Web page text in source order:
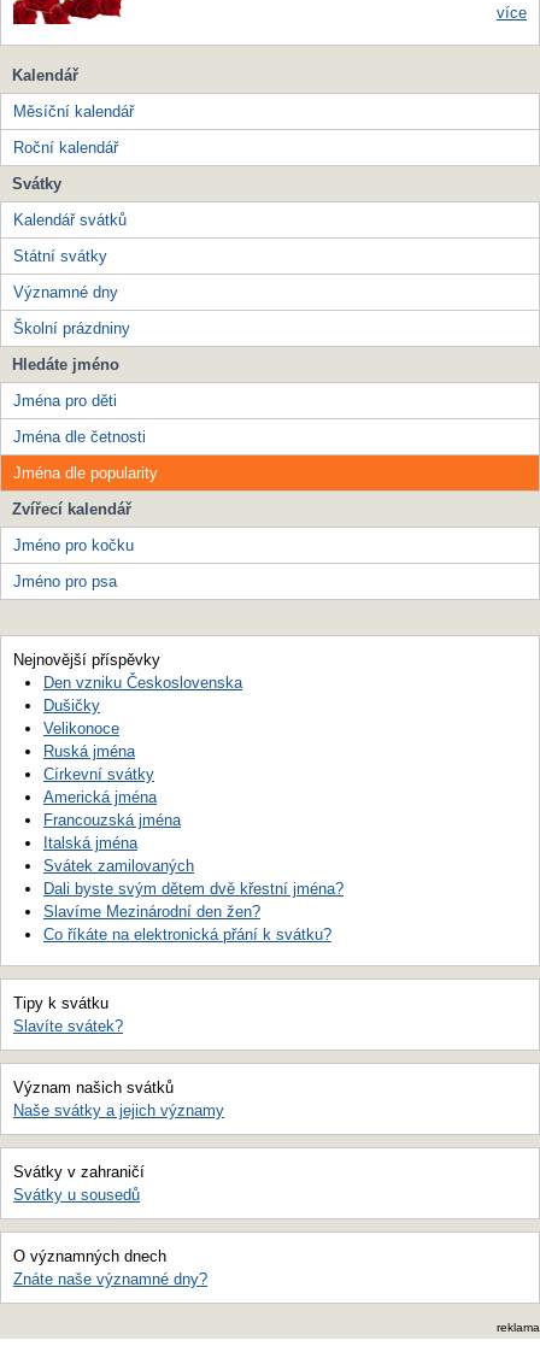
více
Kalendář
Měsíční kalendář
Roční kalendář
Svátky
Kalendář svátků
Státní svátky
Významné dny
Školní prázdniny
Hledáte jméno
Jména pro děti
Jména dle četnosti
Jména dle popularity
Zvířecí kalendář
Jméno pro kočku
Jméno pro psa
Nejnovější příspěvky
Den vzniku Československa
Dušičky
Velikonoce
Ruská jména
Církevní svátky
Americká jména
Francouzská jména
Italská jména
Svátek zamilovaných
Dali byste svým dětem dvě křestní jména?
Slavíme Mezinárodní den žen?
Co říkáte na elektronická přání k svátku?
Tipy k svátku
Slavíte svátek?
Význam našich svátků
Naše svátky a jejich významy
Svátky v zahraničí
Svátky u sousedů
O významných dnech
Znáte naše významné dny?
reklama